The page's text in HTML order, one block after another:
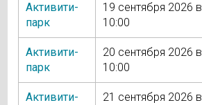
Активити-
парк
19 сентября 2026 в
10:00
Активити-
парк
20 сентября 2026 в
10:00
Активити-
21 сентября 2026 в